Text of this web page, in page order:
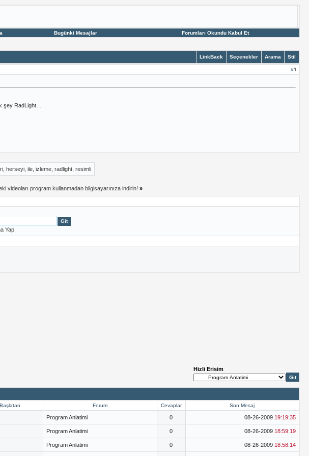
Bugünki Mesajlar Forumları Okundu Kabul Et
LinkBack Seçenekler Arama Stil
#1
şey RadLight…
, herseyi, ile, izleme, radlight, resimli
videoları program kullanmadan bilgisayarınıza indirin! »
Yap
Hizli Erisim
Forum Cevaplar Son Mesaj
Program Anlatimi 0 08-26-2009 19:19:35
Program Anlatimi 0 08-26-2009 18:59:19
Program Anlatimi 0 08-26-2009 18:58:14